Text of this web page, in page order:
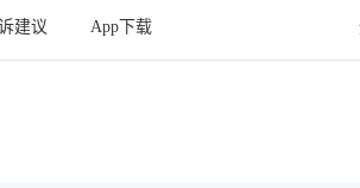
建议 App下载